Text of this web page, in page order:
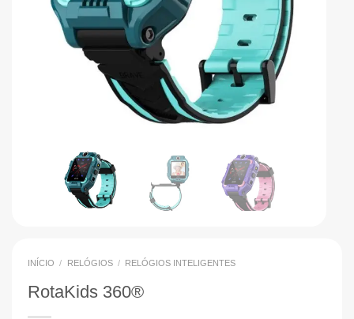
INÍCIO / RELÓGIOS / RELÓGIOS INTELIGENTES
RotaKids 360®️